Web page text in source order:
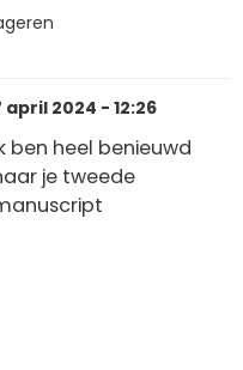
april 2024 - 12:26
ben heel benieuwd
je tweede